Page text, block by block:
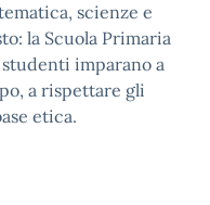
scienze e
la Scuola Primaria
imparano a
a rispettare gli
etica.